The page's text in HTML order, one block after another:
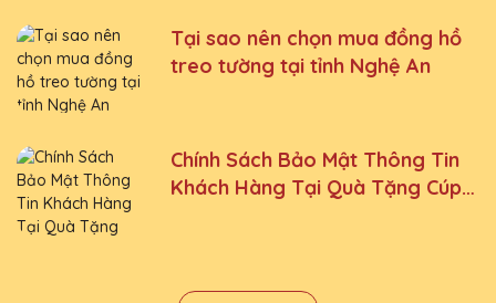
Tại sao nên chọn mua đồng hồ
treo tường tại tỉnh Nghệ An
Chính Sách Bảo Mật Thông Tin
Khách Hàng Tại Quà Tặng Cúp